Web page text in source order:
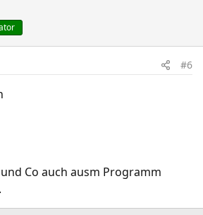
#6
Co auch ausm Programm